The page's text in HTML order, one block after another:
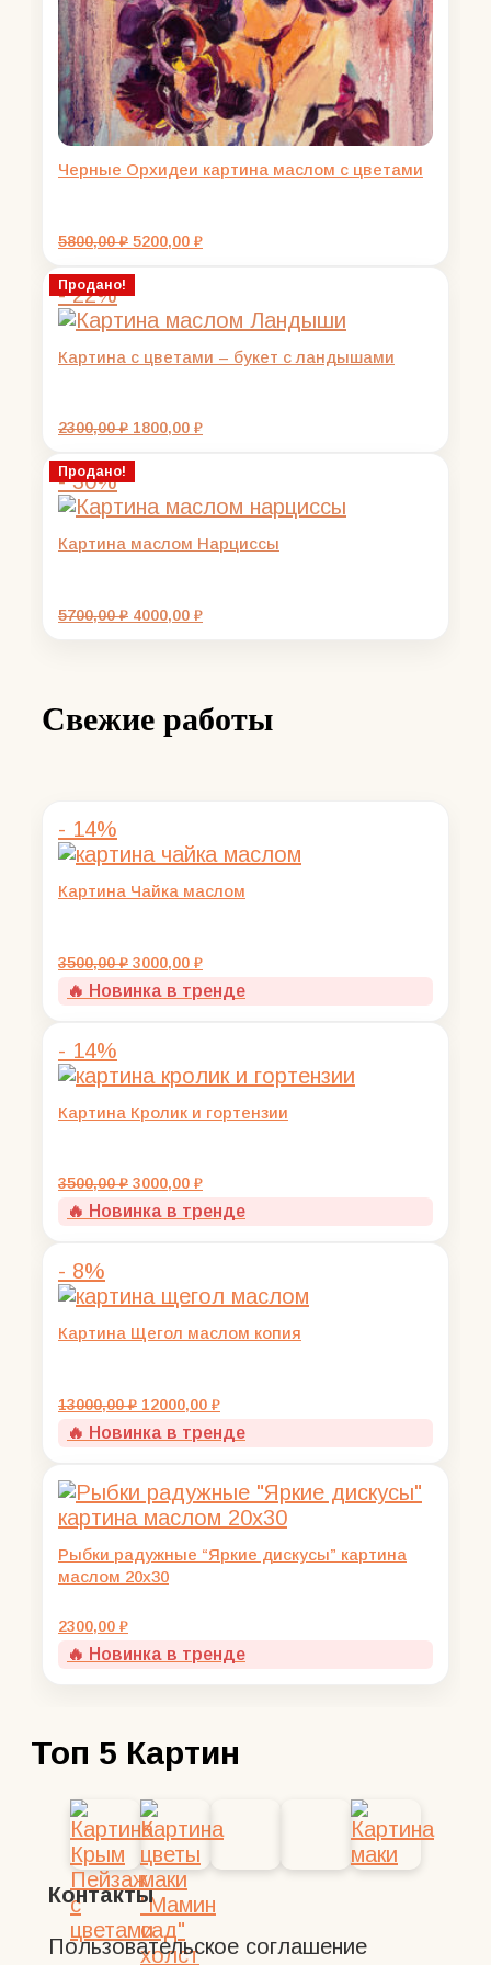
Черные Орхидеи картина маслом с цветами
5800,00₽ Первоначальная
составляла
5800,00 ₽.
5200,00 ₽Текущая
Продано!
- 22%
Картина с цветами – букет с ландышами
2300,00₽ Первоначальная
составляла
2300,00 ₽.
1800,00 ₽Текущая
Продано!
- 30%
Картина маслом Нарциссы
5700,00₽ Первоначальная
4000,00 ₽Текущая
Свежие работы
- 14%
Картина Чайка маслом
3500,00₽ Первоначальная
составляла
3000,00 ₽Текущая
3000,00 ₽.
🔥 Новинка в тренде
- 14%
Картина Кролик и гортензии
3500,00₽ Первоначальная
составляла
3000,00 ₽Текущая
3000,00 ₽.
🔥 Новинка в тренде
- 8%
Картина Щегол маслом копия
13000,00₽ Первоначальная
составляла
12000,00 ₽Текущая
12000,00 ₽.
🔥 Новинка в тренде
Рыбки радужные “Яркие дискусы” картина
маслом 20х30
2300,00 ₽
🔥 Новинка в тренде
Топ 5 Картин
Контакты
Пользовательское соглашение